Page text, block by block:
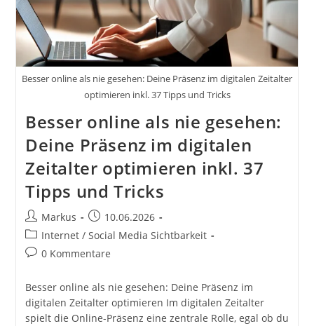
Besser online als nie gesehen: Deine Präsenz im digitalen Zeitalter
optimieren inkl. 37 Tipps und Tricks
Besser online als nie gesehen:
Deine Präsenz im digitalen
Zeitalter optimieren inkl. 37
Tipps und Tricks
Beitrags-
Autor:
Markus
Beitrag
veröffentlicht:
10.06.2026
Beitrags-
Kategorie:
Internet / Social Media Sichtbarkeit
Beitrags-
0 Kommentare
Besser online als nie gesehen: Deine Präsenz im
digitalen Zeitalter optimieren Im digitalen Zeitalter
spielt die Online-Präsenz eine zentrale Rolle, egal ob du